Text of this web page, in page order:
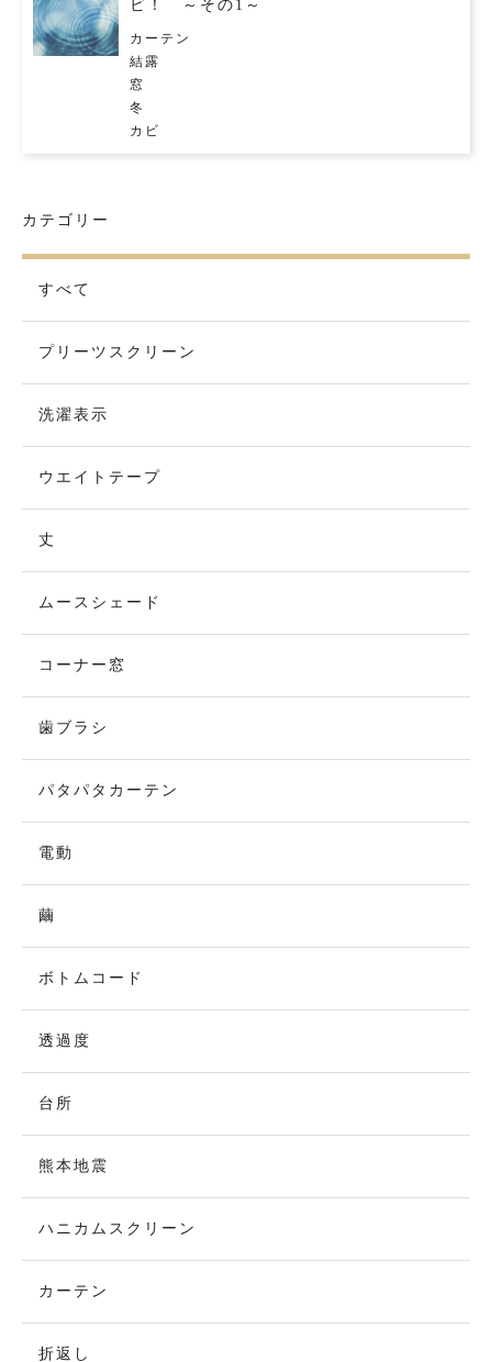
ビ！ ～その1～
カーテン
結露
窓
冬
カビ
カテゴリー
すべて
プリーツスクリーン
洗濯表示
ウエイトテープ
丈
ムースシェード
コーナー窓
歯ブラシ
パタパタカーテン
電動
繭
ボトムコード
透過度
台所
熊本地震
ハニカムスクリーン
カーテン
折返し